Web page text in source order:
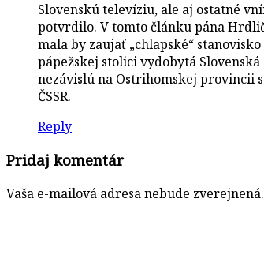
Slovenskú televíziu, ale aj ostatné
potvrdilo. V tomto článku pána
mala by zaujať „chlapské“
pápežskej stolici vydobytá
nezávislú na Ostrihomskej provincii
ČSSR.
Reply
Pridaj komentár
Vaša e-mailová adresa nebude zverejnená.